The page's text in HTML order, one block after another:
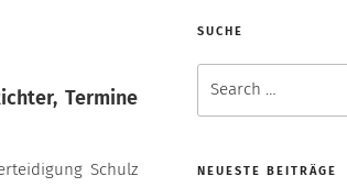
Termine
Schulz
SUCHE
for:
NEUESTE BEITRÄGE